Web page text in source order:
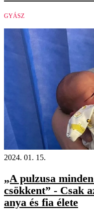
GYÁSZ
2024. 01. 15.
„A pulzusa
csökkent” - Csak
anya és fia élete